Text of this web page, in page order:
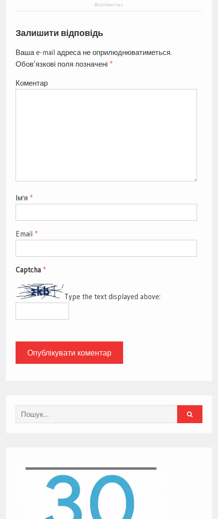
Brainberries
Залишити відповідь
Ваша e-mail адреса не оприлюднюватиметься.
Обов’язкові поля позначені *
Коментар
Ім'я *
Email *
Captcha *
Type the text displayed above:
Search
for: